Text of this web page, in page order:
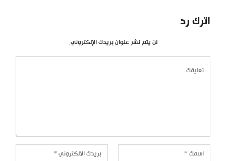
اترك رد
لن يتم نشر عنوان بريدك الإلكتروني.